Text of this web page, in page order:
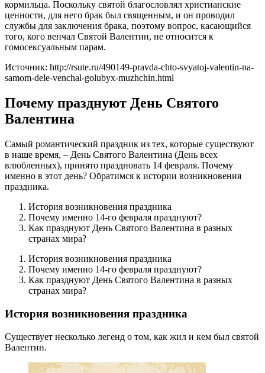
кормильца. Поскольку святой благословлял христианские
ценности, для него брак был священным, и он проводил
службы для заключения брака, поэтому вопрос, касающийся
того, кого венчал Святой Валентин, не относится к
гомосексуальным парам.
Источник: http://rsute.ru/490149-pravda-chto-svyatoj-valentin-na-
samom-dele-venchal-golubyx-muzhchin.html
Почему празднуют День Святого
Валентина
Самый романтический праздник из тех, которые существуют
в наше время, – День Святого Валентина (День всех
влюбленных), принято праздновать 14 февраля. Почему
именно в этот день? Обратимся к истории возникновения
праздника.
История возникновения праздника
Почему именно 14-го февраля празднуют?
Как празднуют День Святого Валентина в разных
странах мира?
История возникновения праздника
Почему именно 14-го февраля празднуют?
Как празднуют День Святого Валентина в разных
странах мира?
История возникновения праздника
Существует несколько легенд о том, как жил и кем был святой
Валентин.